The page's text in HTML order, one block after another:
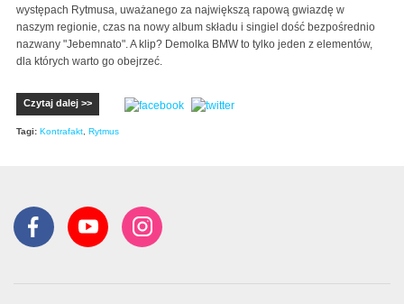
występach Rytmusa, uważanego za największą rapową gwiazdę w
naszym regionie, czas na nowy album składu i singiel dość bezpośrednio
nazwany "Jebemnato". A klip? Demolka BMW to tylko jeden z elementów,
dla których warto go obejrzeć.
Czytaj dalej >>
Tagi: Kontrafakt Rytmus